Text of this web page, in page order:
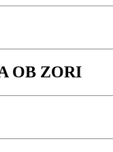
OB ZORI